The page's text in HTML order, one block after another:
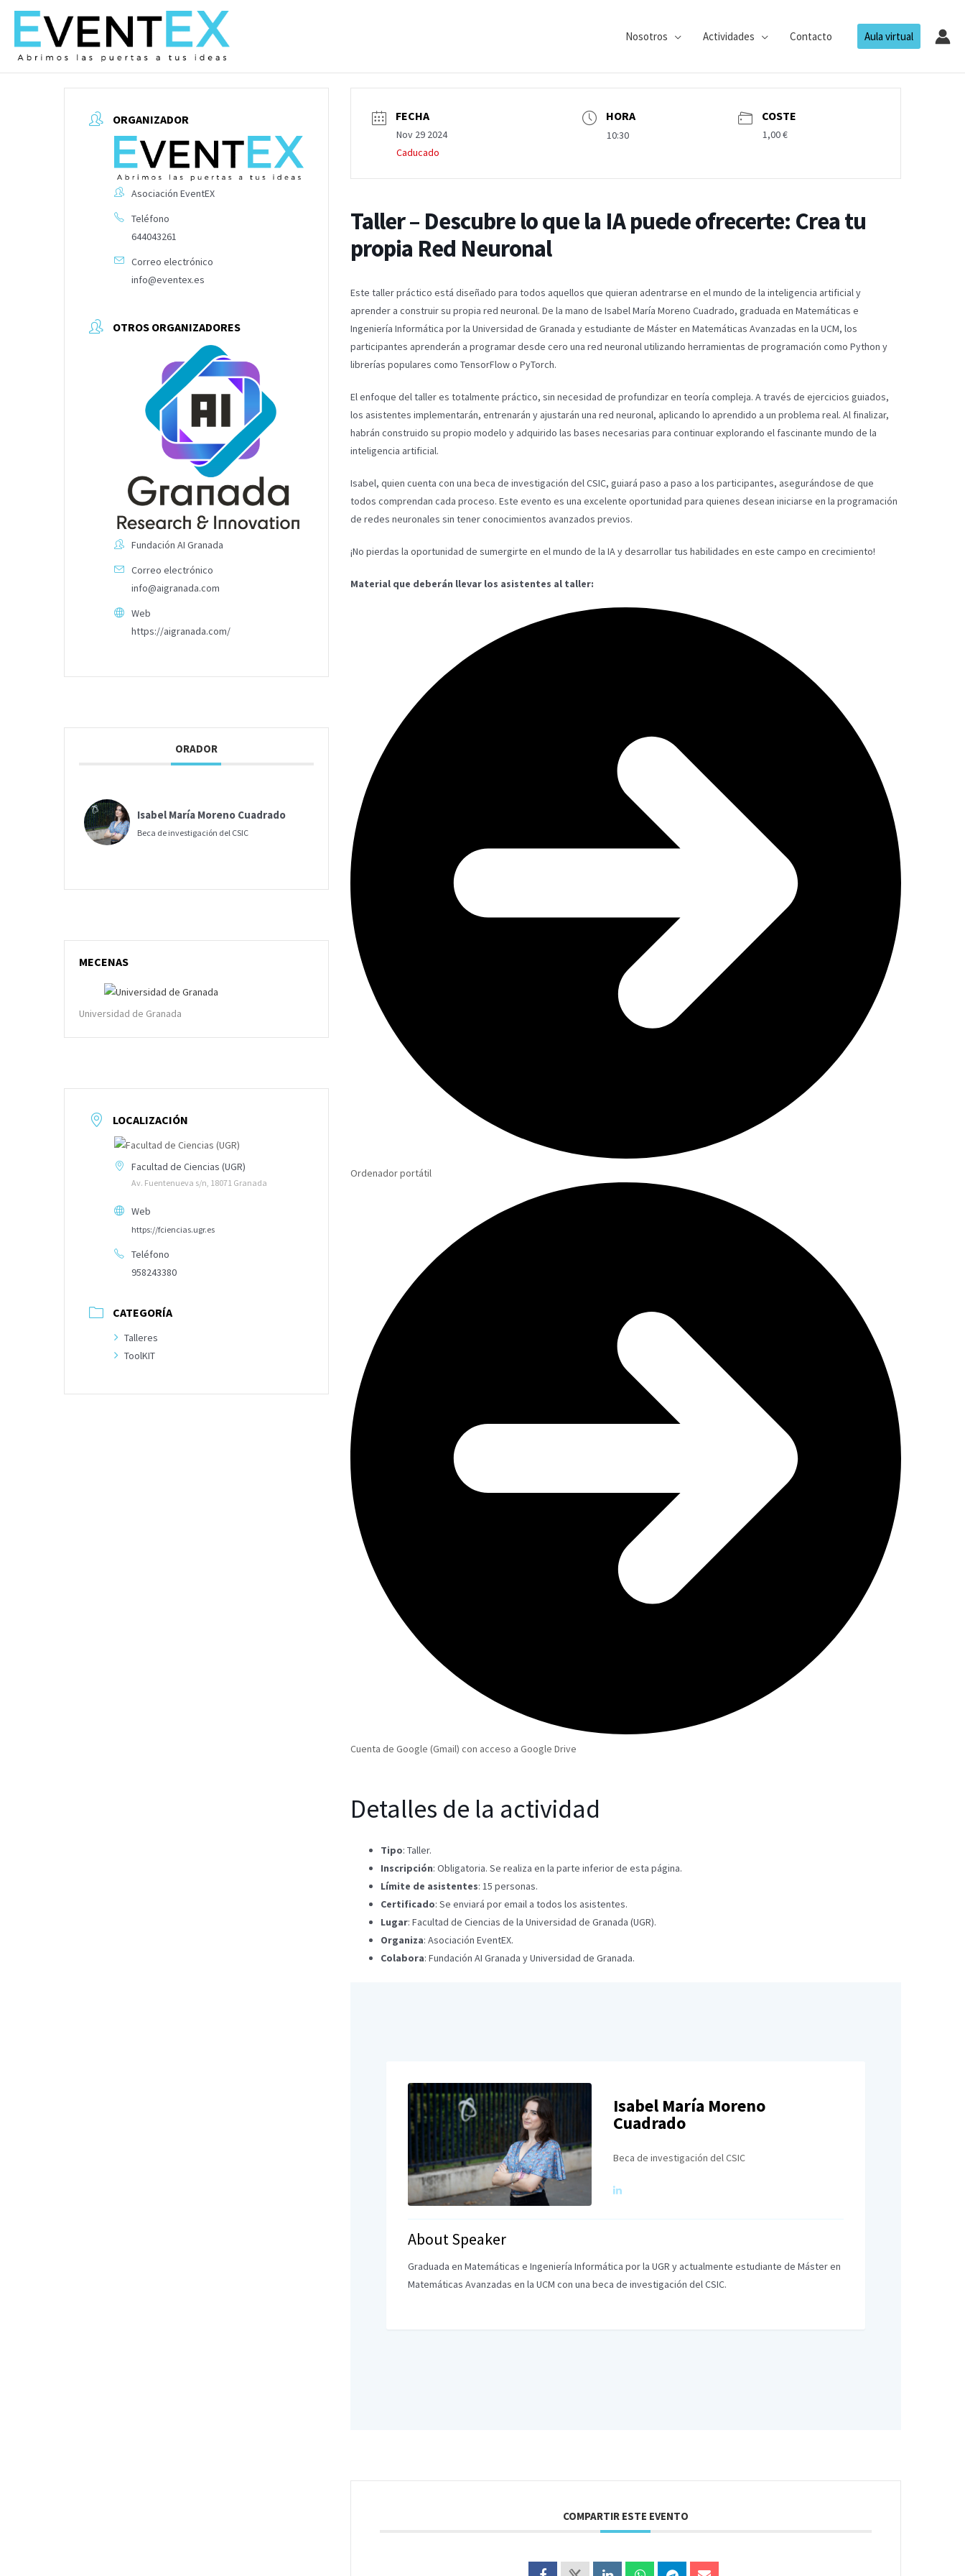
contenido
Nosotros Actividades Contacto Aula virtual
ORGANIZADOR
Asociación EventEX
Teléfono
644043261
Correo electrónico
info@eventex.es
OTROS ORGANIZADORES
Fundación AI Granada
Correo electrónico
info@aigranada.com
Web
https://aigranada.com/
ORADOR
Isabel María Moreno Cuadrado
Beca de investigación del CSIC
MECENAS
Universidad de Granada
LOCALIZACIÓN
Facultad de Ciencias (UGR)
Av. Fuentenueva s/n, 18071 Granada
Web
https://fciencias.ugr.es
Teléfono
958243380
CATEGORÍA
Talleres
ToolKIT
FECHA
Nov 29 2024
Caducado
HORA
10:30
COSTE
1,00 €
Taller – Descubre lo que la IA puede ofrecerte: Crea tu
propia Red Neuronal
Este taller práctico está diseñado para todos aquellos que quieran adentrarse en el mundo de la inteligencia artificial y
aprender a construir su propia red neuronal. De la mano de Isabel María Moreno Cuadrado, graduada en Matemáticas e
Ingeniería Informática por la Universidad de Granada y estudiante de Máster en Matemáticas Avanzadas en la UCM, los
participantes aprenderán a programar desde cero una red neuronal utilizando herramientas de programación como Python y
librerías populares como TensorFlow o PyTorch.
El enfoque del taller es totalmente práctico, sin necesidad de profundizar en teoría compleja. A través de ejercicios guiados,
los asistentes implementarán, entrenarán y ajustarán una red neuronal, aplicando lo aprendido a un problema real. Al finalizar,
habrán construido su propio modelo y adquirido las bases necesarias para continuar explorando el fascinante mundo de la
inteligencia artificial.
Isabel, quien cuenta con una beca de investigación del CSIC, guiará paso a paso a los participantes, asegurándose de que
todos comprendan cada proceso. Este evento es una excelente oportunidad para quienes desean iniciarse en la programación
de redes neuronales sin tener conocimientos avanzados previos.
¡No pierdas la oportunidad de sumergirte en el mundo de la IA y desarrollar tus habilidades en este campo en crecimiento!
Material que deberán llevar los asistentes al taller:
Ordenador portátil
Cuenta de Google (Gmail) con acceso a Google Drive
Detalles de la actividad
Tipo: Taller.
Inscripción: Obligatoria. Se realiza en la parte inferior de esta página.
Límite de asistentes: 15 personas.
Certificado: Se enviará por email a todos los asistentes.
Lugar: Facultad de Ciencias de la Universidad de Granada (UGR).
Organiza: Asociación EventEX.
Colabora: Fundación AI Granada y Universidad de Granada.
Isabel María Moreno
Cuadrado
Beca de investigación del CSIC
About Speaker
Graduada en Matemáticas e Ingeniería Informática por la UGR y actualmente estudiante de Máster en
Matemáticas Avanzadas en la UCM con una beca de investigación del CSIC.
COMPARTIR ESTE EVENTO